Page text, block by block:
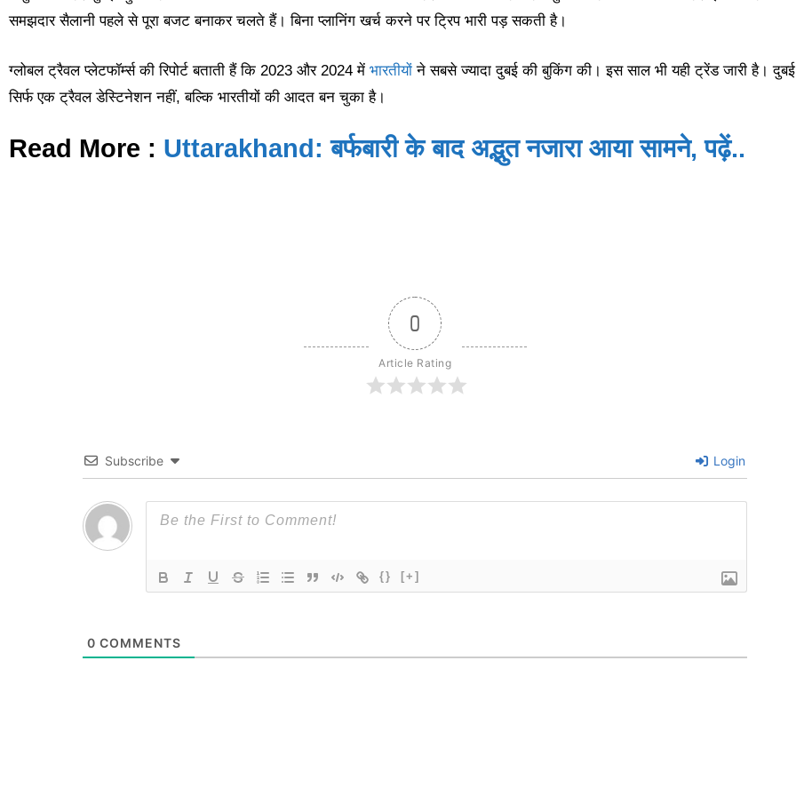
समझदार सैलानी पहले से पूरा बजट बनाकर चलते हैं। बिना प्लानिंग खर्च करने पर ट्रिप भारी पड़ सकती है।
ग्लोबल ट्रैवल प्लेटफॉर्म्स की रिपोर्ट बताती हैं कि 2023 और 2024 में भारतीयों ने सबसे ज्यादा दुबई की बुकिंग की। इस साल भी यही ट्रेंड जारी है।
सिर्फ एक ट्रैवल डेस्टिनेशन नहीं, बल्कि भारतीयों की आदत बन चुका है।
Read More : Uttarakhand: बर्फबारी के बाद अद्भुत नजारा आया सामने, पढ़ें..
0
Article Rating
Subscribe Login
{} [+]
0 COMMENTS